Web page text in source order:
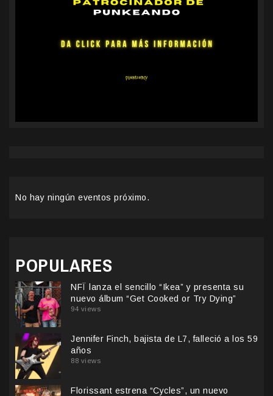
No hay ningún eventos próximo.
POPULARES
NFÏ lanza el sencillo “Ikea” y presenta su
nuevo álbum “Get Cooked or Try Dying”
94 views
Jennifer Finch, bajista de L7, falleció a los 59
años
88 views
Florissant estrena “Cycles”, un nuevo